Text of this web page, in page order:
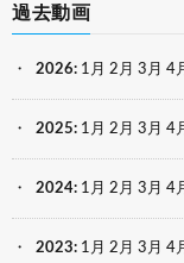
過去動画
2026: 1月 2月 3月 4
2025: 1月 2月 3月 4
2024: 1月 2月 3月 4
2023: 1月 2月 3月 4